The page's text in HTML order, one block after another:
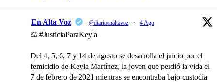
En Alta Voz @diarioenaltavoz · 4 Ago
⚖️ #JusticiaParaKeyla
Del 4, 5, 6, 7 y 14 de agosto se desarrolla el juicio por el
femicidio de Keyla Martínez, la joven que perdió la vida el
7 de febrero de 2021 mientras se encontraba bajo custodia